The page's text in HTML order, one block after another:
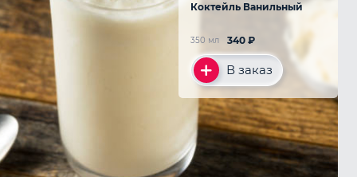
Коктейль Ванильный
340 ₽
350 мл
В заказ